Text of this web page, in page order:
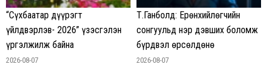
“Сүхбаатар дүүрэгт
үйлдвэрлэв- 2026” үзэсгэлэн
үргэлжилж байна
2026-08-07
Т.Ганболд: Ерөнхийлөгчийн
сонгуульд нэр дэвших боломж
бүрдвэл өрсөлдөнө
2026-08-07